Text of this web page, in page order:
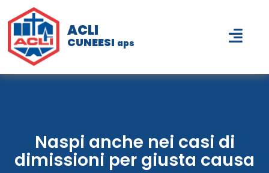
ACLI
CUNEESI aps
Naspi anche nei casi di
dimissioni per giusta causa